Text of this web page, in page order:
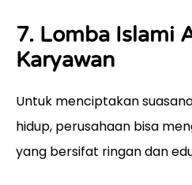
7. Lomba Islami
Karyawan
Untuk menciptakan
hidup, perusahaan bisa
yang bersifat ringan dan